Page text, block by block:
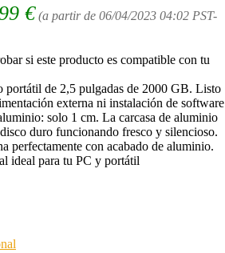
€ (a partir de 06/04/2023 04:02 PST-
si este producto es compatible con tu
portátil de 2,5 pulgadas de 2000 GB. Listo
externa ni instalación de software
solo 1 cm. La carcasa de aluminio
duro funcionando fresco y silencioso.
perfectamente con acabado de aluminio.
ideal para tu PC y portátil